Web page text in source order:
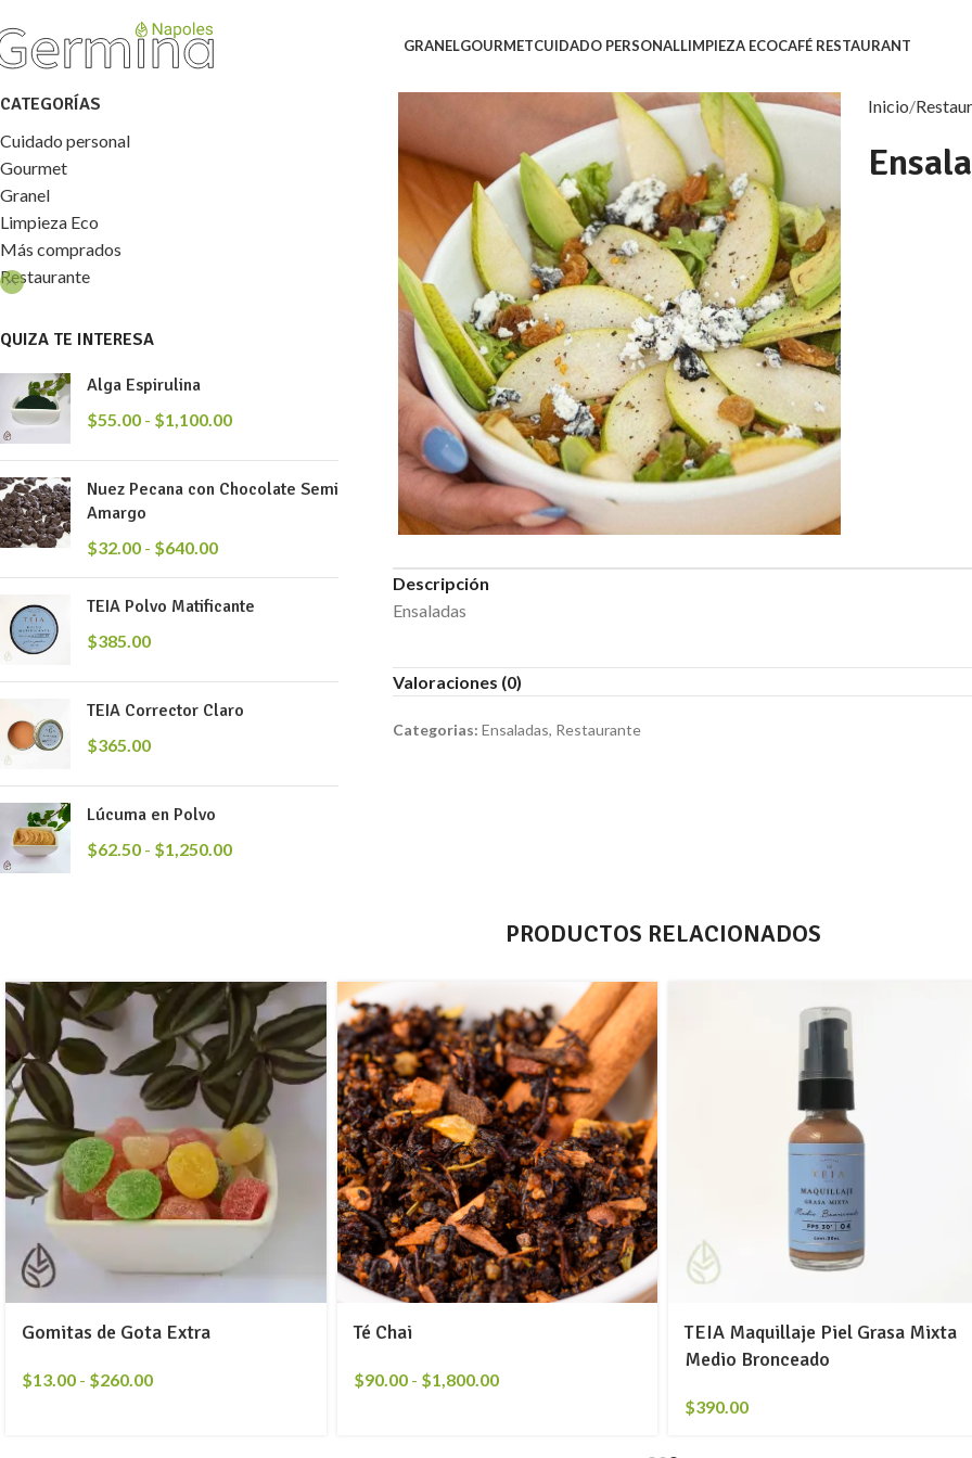
GRANELGOURMETCUIDADO PERSONALLIMPIEZA ECOCAFÉ RESTAURANT
CATEGORÍAS
Cuidado personal
Gourmet
Granel
Limpieza Eco
Más comprados
Restaurante
QUIZA TE INTERESA
Alga Espirulina
$55.00 - $1,100.00
Nuez Pecana con Chocolate Semi
Amargo
$32.00 - $640.00
TEIA Polvo Matificante
$385.00
TEIA Corrector Claro
$365.00
Lúcuma en Polvo
$62.50 - $1,250.00
Inicio
Descripción
Ensaladas
Valoraciones (0)
Categorias:Ensaladas, Restaurante
PRODUCTOS RELACIONADOS
Gomitas de Gota Extra
$13.00 - $260.00
Té Chai
$90.00 - $1,800.00
TEIA Maquillaje Piel Grasa Mixta
Medio Bronceado
$390.00